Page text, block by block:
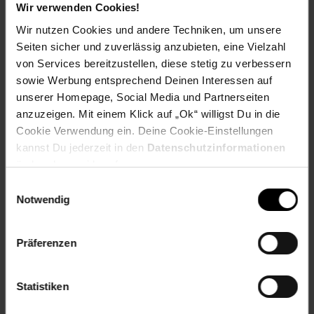
Wir verwenden Cookies!
Wir nutzen Cookies und andere Techniken, um unsere
Seiten sicher und zuverlässig anzubieten, eine Vielzahl
von Services bereitzustellen, diese stetig zu verbessern
sowie Werbung entsprechend Deinen Interessen auf
unserer Homepage, Social Media und Partnerseiten
anzuzeigen. Mit einem Klick auf „Ok“ willigst Du in die
Cookie Verwendung ein. Deine Cookie-Einstellungen
kannst Du jederzeit in den Datenschutzinformationen
ändern bzw. widerrufen.
Notwendig
Präferenzen
Statistiken
Zurück zu Vereinsspende
Fußzeile
Weitere Online-Angebote
Netto Reisen TV-Shop Weinwelt
Rezeptwelt Karriere